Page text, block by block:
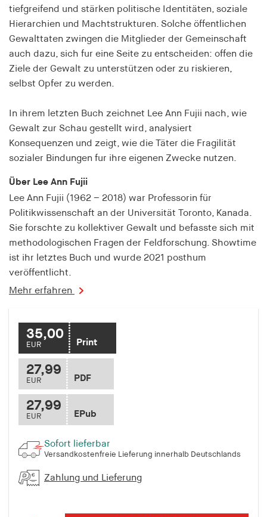
tiefgreifend und stärken politische Identitäten, soziale
Hierarchien und Machtstrukturen. Solche öffentlichen
Gewalttaten zwingen die Mitglieder der Gemeinschaft
auch dazu, sich fur eine Seite zu entscheiden: offen die
Ziele der Gewalt zu unterstützen oder zu riskieren,
selbst Opfer zu werden.
In ihrem letzten Buch zeichnet Lee Ann Fujii nach, wie
Gewalt zur Schau gestellt wird, analysiert
Konsequenzen und zeigt, wie die Täter die Fragilität
sozialer Bindungen fur ihre eigenen Zwecke nutzen.
Über Lee Ann Fujii
Lee Ann Fujii (1962 – 2018) war Professorin für
Politikwissenschaft an der Universität Toronto, Kanada.
Sie forschte zu kollektiver Gewalt und befasste sich mit
metho­dologischen Fragen der Feldforschung. Showtime
ist ihr letztes Buch und wurde 2021 posthum
veröffentlicht.
Mehr erfahren
35,00
EUR Print
27,99
EUR PDF
27,99
EUR EPub
Sofort lieferbar
Versandkostenfreie Lieferung innerhalb Deutschlands
Zahlung und Lieferung
Cookie Laufzeit: